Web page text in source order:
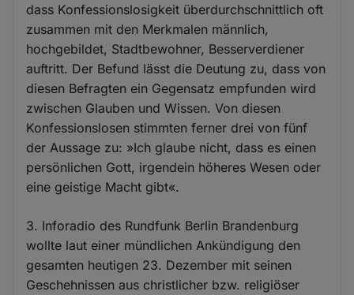
dass Konfessionslosigkeit überdurchschnittlich oft
zusammen mit den Merkmalen männlich,
hochgebildet, Stadtbewohner, Besserverdiener
auftritt. Der Befund lässt die Deutung zu, dass von
diesen Befragten ein Gegensatz empfunden wird
zwischen Glauben und Wissen. Von diesen
Konfessionslosen stimmten ferner drei von fünf
der Aussage zu: »Ich glaube nicht, dass es einen
persönlichen Gott, irgendein höheres Wesen oder
eine geistige Macht gibt«.
3. Inforadio des Rundfunk Berlin Brandenburg
wollte laut einer mündlichen Ankündigung den
gesamten heutigen 23. Dezember mit seinen
Geschehnissen aus christlicher bzw. religiöser